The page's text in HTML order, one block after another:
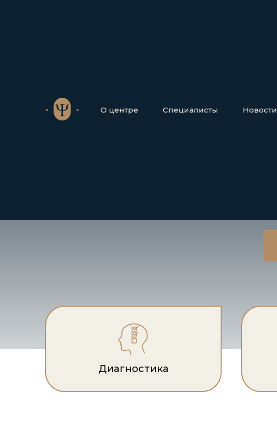
О центре Специалисты Новости
Диагностика